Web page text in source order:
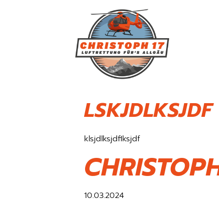
LSKJDLKSJDF
klsjdlksjdflksjdf
10.03.2024